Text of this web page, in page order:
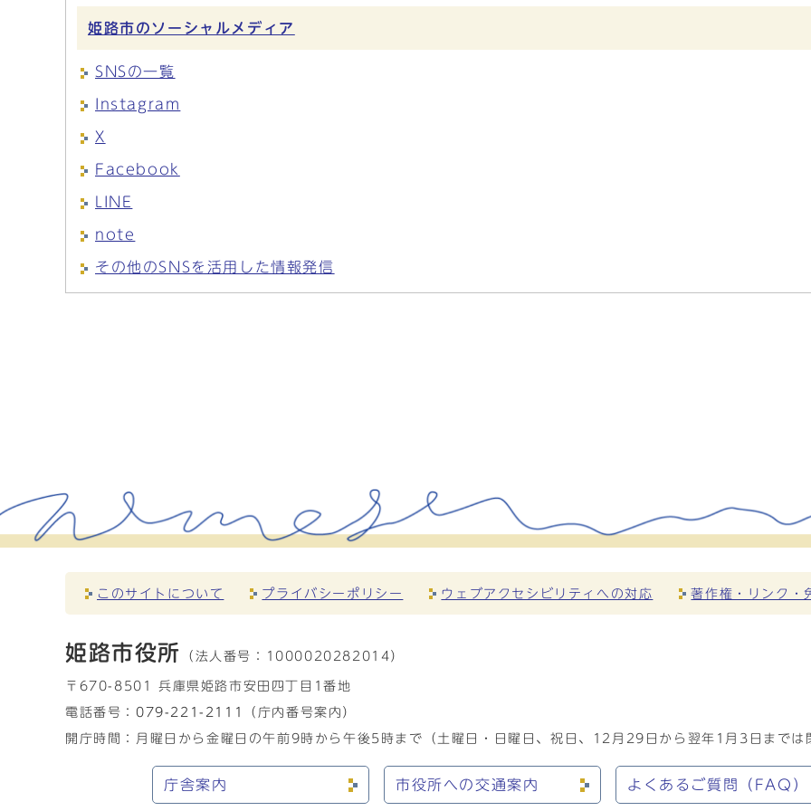
姫路市のソーシャルメディア
SNSの一覧
Instagram
X
Facebook
LINE
note
その他のSNSを活用した情報発信
このサイトについて プライバシーポリシー ウェブアクセシビリティへの対応 著作権・リンク・
姫路市役所 （法人番号： 1000020282014）
〒670-8501 兵庫県姫路市安田四丁目1番地
電話番号： 079-221-2111
（庁内番号案内）
開庁時間：月曜日から金曜日の午前9時から午後5時まで（土曜日・日曜日、祝日、12月29日から翌年1月3日までは
庁舎案内 市役所への交通案内 よくあるご質問（FAQ）